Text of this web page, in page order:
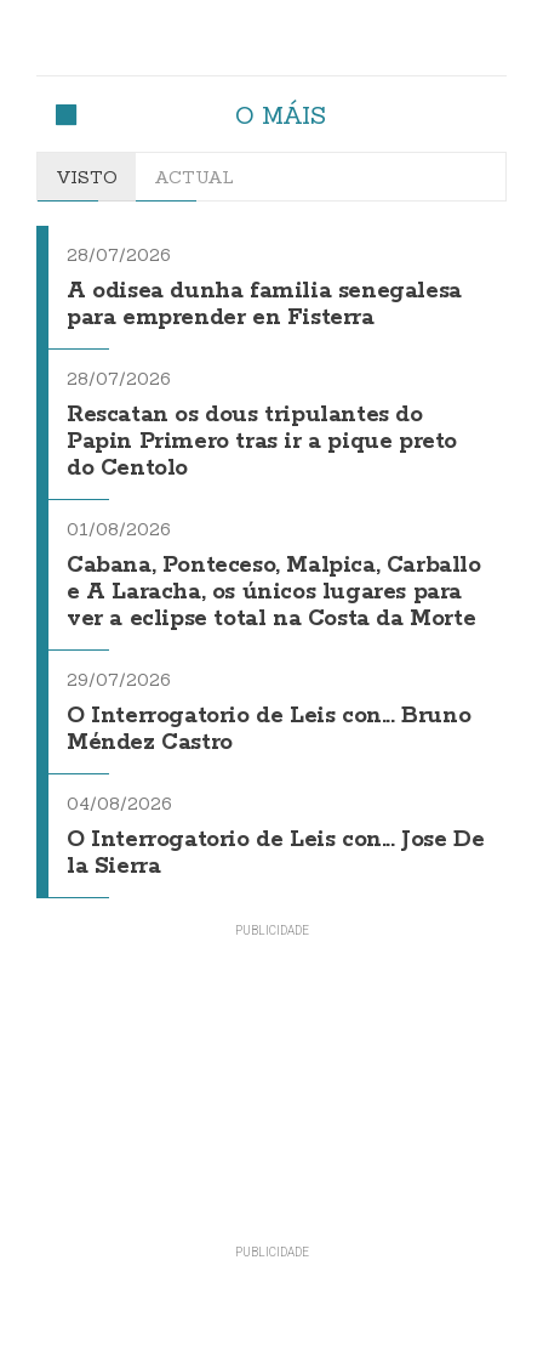
O MÁIS
VISTO ACTUAL
28/07/2026
A odisea dunha familia senegalesa
para emprender en Fisterra
28/07/2026
Rescatan os dous tripulantes do
Papin Primero tras ir a pique preto
do Centolo
01/08/2026
Cabana, Ponteceso, Malpica, Carballo
e A Laracha, os únicos lugares para
ver a eclipse total na Costa da Morte
29/07/2026
O Interrogatorio de Leis con... Bruno
Méndez Castro
04/08/2026
O Interrogatorio de Leis con... Jose De
la Sierra